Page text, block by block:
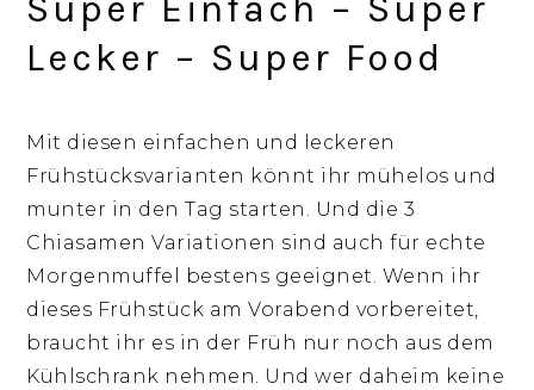
Super Einfach – Super
Lecker – Super Food
Mit diesen einfachen und leckeren
Frühstücksvarianten könnt ihr mühelos und
munter in den Tag starten. Und die 3
Chiasamen Variationen sind auch für echte
Morgenmuffel bestens geeignet. Wenn ihr
dieses Frühstück am Vorabend vorbereitet,
braucht ihr es in der Früh nur noch aus dem
Kühlschrank nehmen. Und wer daheim keine